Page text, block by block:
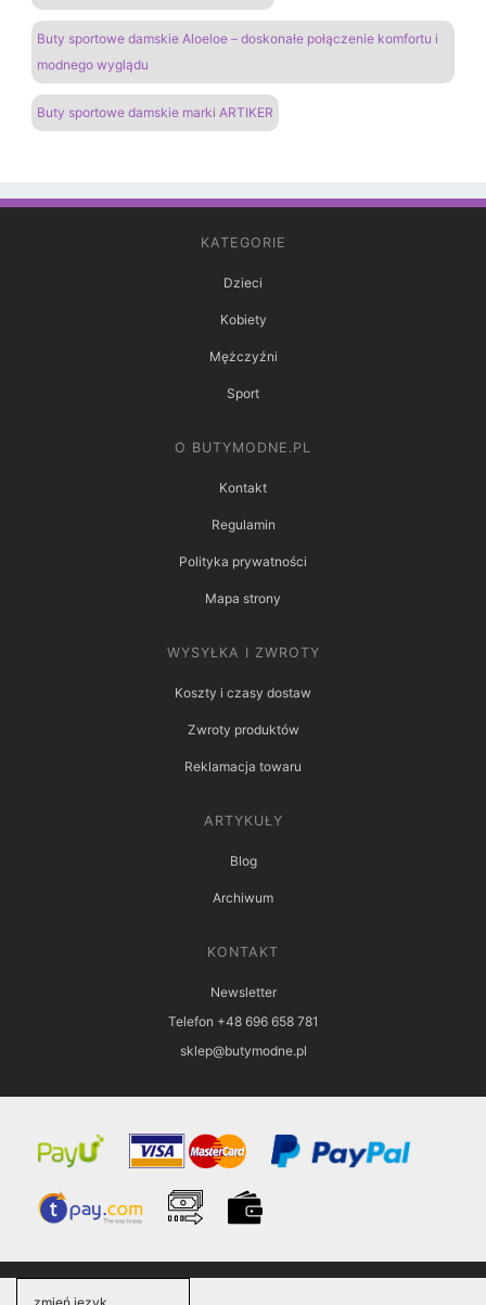
Buty sportowe damskie Aloeloe – doskonałe połączenie komfortu i
modnego wyglądu
Buty sportowe damskie marki ARTIKER
KATEGORIE
Dzieci
Kobiety
Mężczyźni
Sport
O BUTYMODNE.PL
Kontakt
Regulamin
Polityka prywatności
Mapa strony
WYSYŁKA I ZWROTY
Koszty i czasy dostaw
Zwroty produktów
Reklamacja towaru
ARTYKUŁY
Blog
Archiwum
KONTAKT
Newsletter
Telefon +48 696 658 781
sklep@butymodne.pl